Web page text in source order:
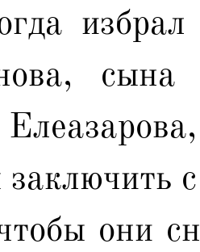
заключить
они